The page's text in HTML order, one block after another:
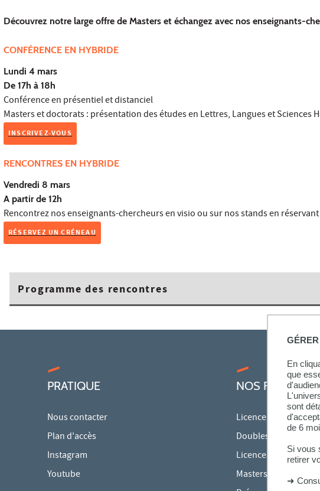
En
que
sont
de 6
Si vous
retirer
➜
Découvrez notre large offre de Masters et échangez avec nos enseignants-
CONFÉRENCE EN HYBRIDE
Lundi 4 mars
De 17h à 18h
Conférence en présentiel et distanciel
Masters et doctorats : présentation des études en Lettres, Langues et Sciences
INSCRIVEZ-VOUS
RENCONTRES EN HYBRIDE
Vendredi 8 mars
A partir de 12h
Rencontrez nos enseignants-chercheurs en visio ou sur nos stands en
RÉSERVEZ UN CRÉNEAU
Programme des rencontres
PRATIQUE
Nous contacter
Plan d'accès
Instagram
Youtube
NOS
Licences
Doubles licences
Licences pro
Masters